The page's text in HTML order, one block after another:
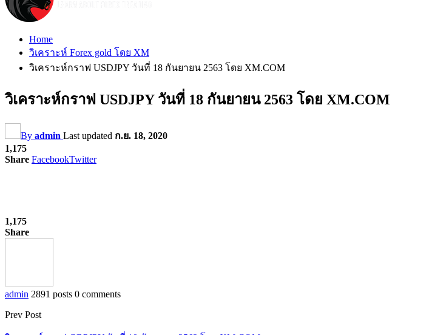
Home
วิเคราะห์ Forex gold โดย XM
วิเคราะห์กราฟ USDJPY วันที่ 18 กันยายน 2563 โดย XM.COM
วิเคราะห์กราฟ USDJPY วันที่ 18 กันยายน 2563 โดย XM.COM
By admin Last updated ก.ย. 18, 2020
1,175
Share FacebookTwitter
1,175
Share
admin 2891 posts 0 comments
Prev Post